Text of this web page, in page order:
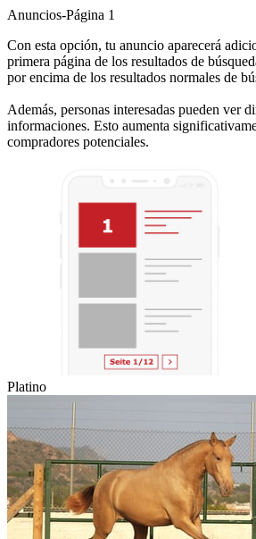
Anuncios-Página 1
Con esta opción, tu anuncio aparecerá
primera página de los resultados de
por encima de los resultados normales de
Además, personas interesadas pueden ver
informaciones. Esto aumenta
compradores potenciales.
Platino